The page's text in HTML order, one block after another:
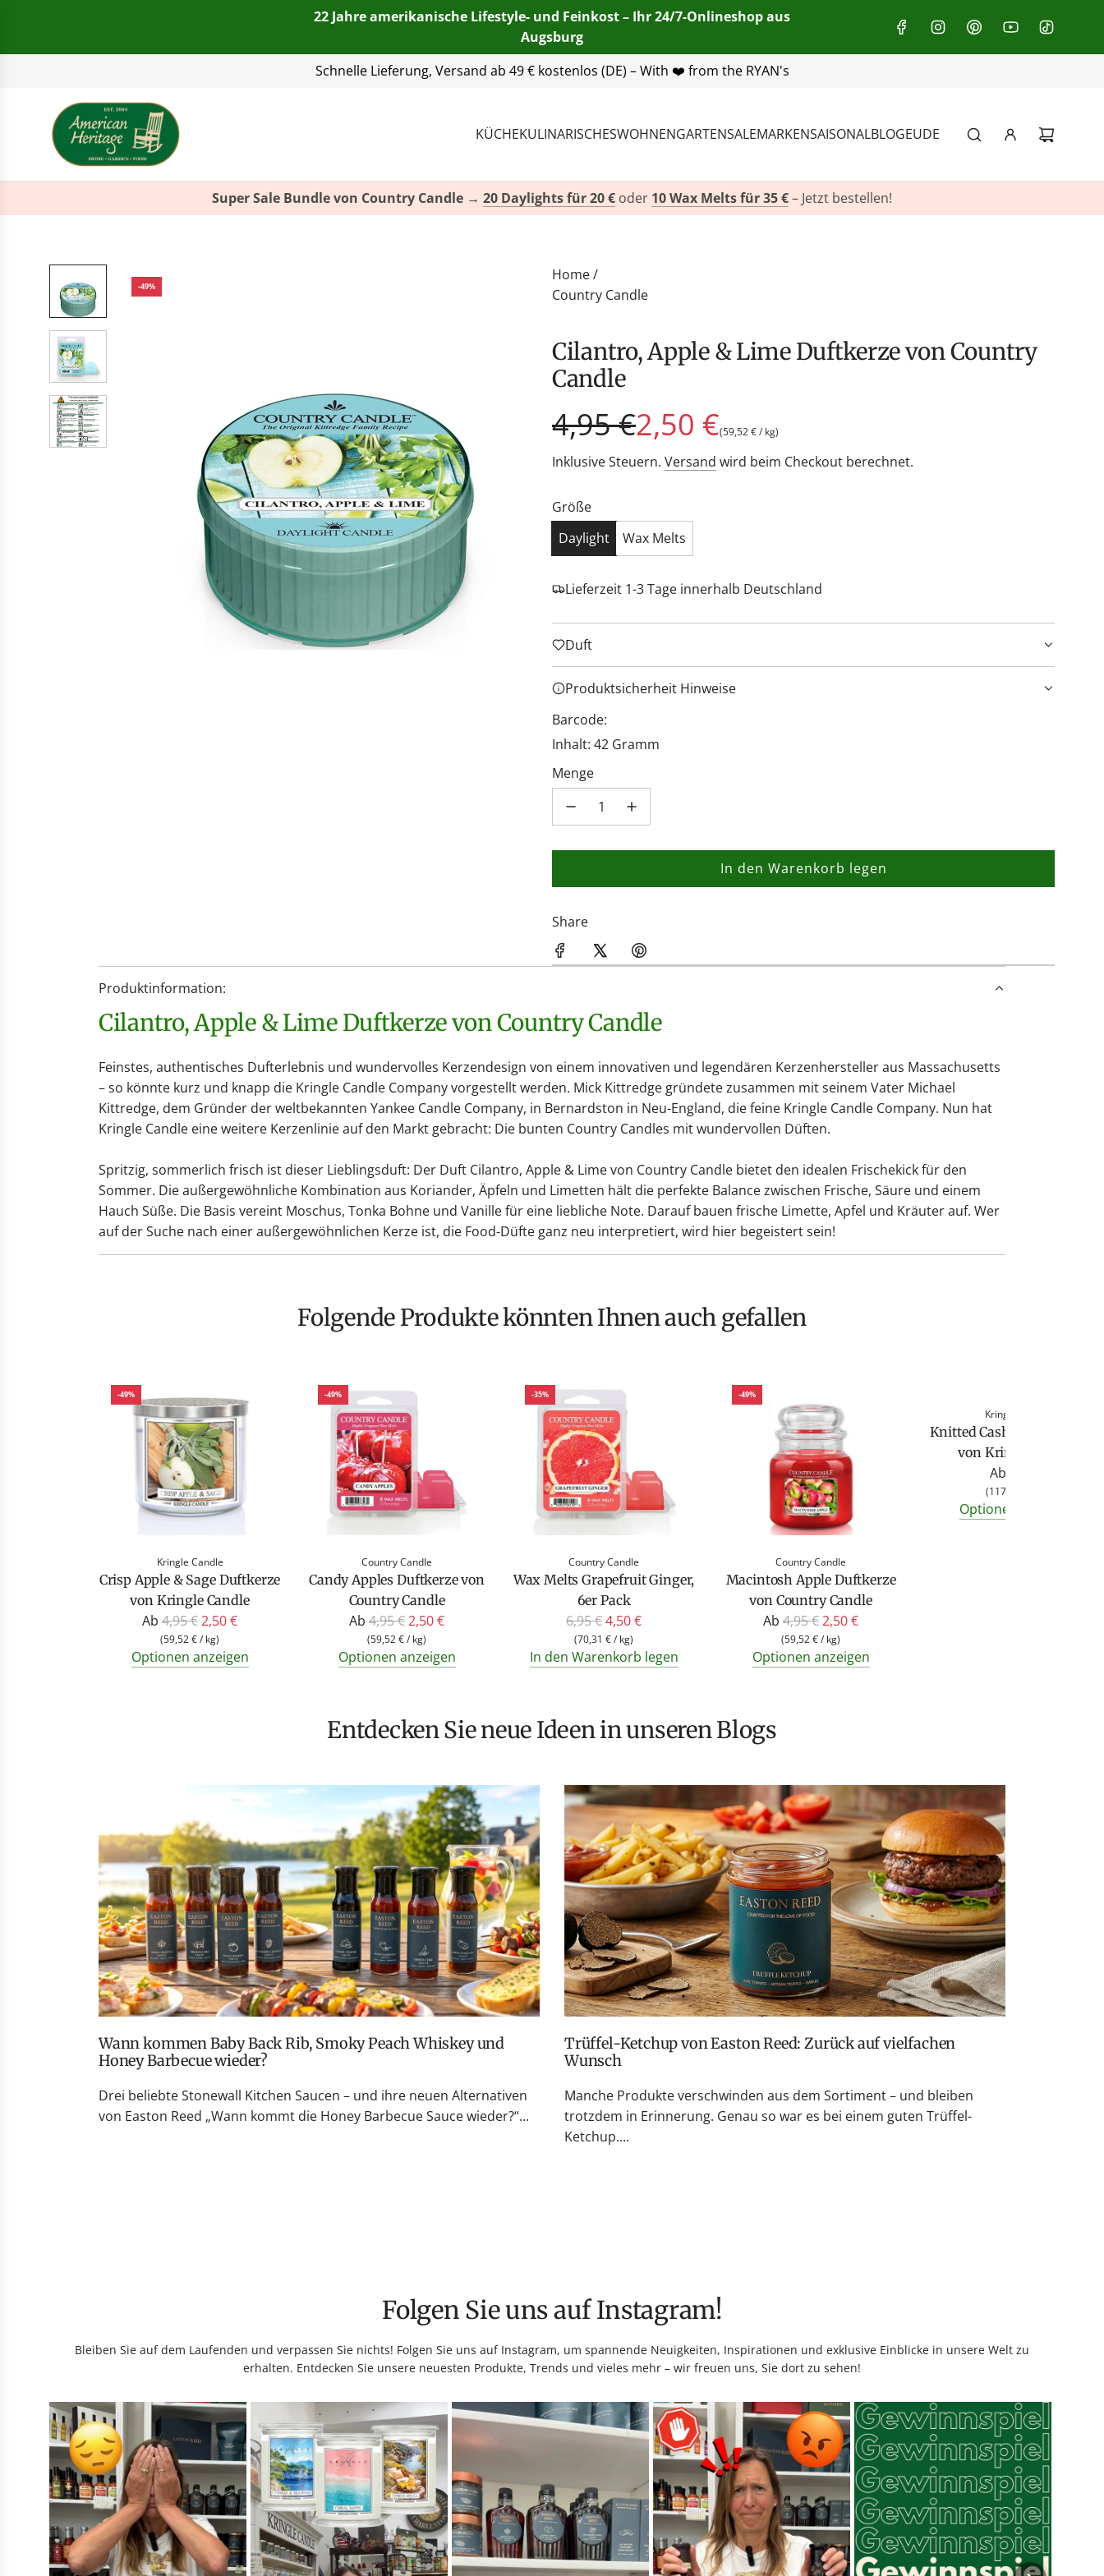
22 Jahre amerikanische Lifestyle- und Feinkost – Ihr 24/7-Onlineshop aus
Augsburg
+49(0)821 455 254 00| E-Mail:info@american-heritage.de| WhatsApp:+49(0)151 116 719 10
KÜCHEKULINARISCHESWOHNENGARTENSALEMARKENSAISONALBLOGEUDE
Super Sale Bundle von Country Candle → 20 Daylights für 20 € oder 10 Wax Melts für 35 €– Jetzt bestellen!
-49%
Home/
Country Candle
Cilantro, Apple & Lime Duftkerze von Country
Candle
Sonderpreis
4,95 €
Regulärer
Preis
2,50 €(59,52 €/ kg)
Inklusive Steuern. Versand wird beim Checkout berechnet.
Größe
Daylight
Wax Melts
Lieferzeit 1-3 Tage innerhalb Deutschland
Duft
Produktsicherheit Hinweise
Barcode:
Inhalt: 42 Gramm
Menge
In den Warenkorb legen
L
Share
Produktinformation:
Cilantro, Apple & Lime Duftkerze von Country Candle
Feinstes, authentisches Dufterlebnis und wundervolles Kerzendesign von einem innovativen und legendären Kerzenhersteller aus Massachusetts
– so könnte kurz und knapp die Kringle Candle Company vorgestellt werden. Mick Kittredge gründete zusammen mit seinem Vater Michael
Kittredge, dem Gründer der weltbekannten Yankee Candle Company, in Bernardston in Neu-England, die feine Kringle Candle Company. Nun hat
Kringle Candle eine weitere Kerzenlinie auf den Markt gebracht: Die bunten Country Candles mit wundervollen Düften.
Spritzig, sommerlich frisch ist dieser Lieblingsduft: Der Duft Cilantro, Apple & Lime von Country Candle bietet den idealen Frischekick für den
Sommer. Die außergewöhnliche Kombination aus Koriander, Äpfeln und Limetten hält die perfekte Balance zwischen Frische, Säure und einem
Hauch Süße. Die Basis vereint Moschus, Tonka Bohne und Vanille für eine liebliche Note. Darauf bauen frische Limette, Apfel und Kräuter auf. Wer
auf der Suche nach einer außergewöhnlichen Kerze ist, die Food-Düfte ganz neu interpretiert, wird hier begeistert sein!
Folgende Produkte könnten Ihnen auch gefallen
-49%
Kringle Candle
Crisp Apple & Sage Duftkerze
von Kringle Candle
Ab R
e
g
e
i
4,95 €2,50 €
(59,52 €/ kg)
Optionen anzeigen
-49%
Country Candle
Candy Apples Duftkerze von
Country Candle
Ab R
e
g
ä
r
r
P
r
e
s
4,95 €2,50 €
(59,52 €/ kg)
Optionen anzeigen
-35%
Country Candle
Wax Melts Grapefruit Ginger,
6er Pack
R
g
ä
r
r
P
r
e
i
s
6,95 €4,50 €
(70,31 €/ kg)
In den Warenkorb legen
-49%
Country Candle
Macintosh Apple Duftkerze
von Country Candle
Ab R
e
g
r
P
r
e
i
s
4,95 €2,50 €
(59,52 €/ kg)
Optionen anzeigen
Kringle Candle
Knitted Cashmere
von Kringle Candle
Ab
(117,86 €
Optionen anzeigen
Entdecken Sie neue Ideen in unseren Blogs
Wann kommen Baby Back Rib, Smoky Peach Whiskey und
Honey Barbecue wieder?
Drei beliebte Stonewall Kitchen Saucen – und ihre neuen Alternativen
von Easton Reed „Wann kommt die Honey Barbecue Sauce wieder?“...
Trüffel-Ketchup von Easton Reed: Zurück auf vielfachen
Wunsch
Manche Produkte verschwinden aus dem Sortiment – und bleiben
trotzdem in Erinnerung. Genau so war es bei einem guten Trüffel-
Ketchup....
Folgen Sie uns auf Instagram!
Bleiben Sie auf dem Laufenden und verpassen Sie nichts! Folgen Sie uns auf Instagram, um spannende Neuigkeiten, Inspirationen und exklusive Einblicke in unsere Welt zu
erhalten. Entdecken Sie unsere neuesten Produkte, Trends und vieles mehr – wir freuen uns, Sie dort zu sehen!